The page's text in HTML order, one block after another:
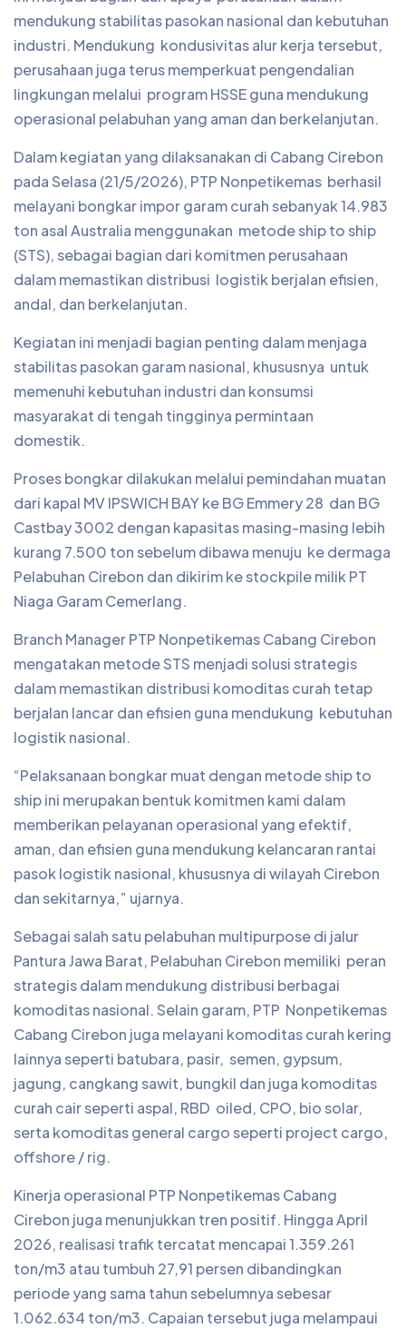
mendukung stabilitas pasokan nasional dan kebutuhan
industri. Mendukung kondusivitas alur kerja tersebut,
perusahaan juga terus memperkuat pengendalian
lingkungan melalui program HSSE guna mendukung
operasional pelabuhan yang aman dan berkelanjutan.
Dalam kegiatan yang dilaksanakan di Cabang Cirebon
pada Selasa (21/5/2026), PTP Nonpetikemas berhasil
melayani bongkar impor garam curah sebanyak 14.983
ton asal Australia menggunakan metode ship to ship
(STS), sebagai bagian dari komitmen perusahaan
dalam memastikan distribusi logistik berjalan efisien,
andal, dan berkelanjutan.
Kegiatan ini menjadi bagian penting dalam menjaga
stabilitas pasokan garam nasional, khususnya untuk
memenuhi kebutuhan industri dan konsumsi
masyarakat di tengah tingginya permintaan
domestik.
Proses bongkar dilakukan melalui pemindahan muatan
dari kapal MV IPSWICH BAY ke BG Emmery 28 dan BG
Castbay 3002 dengan kapasitas masing-masing lebih
kurang 7.500 ton sebelum dibawa menuju ke dermaga
Pelabuhan Cirebon dan dikirim ke stockpile milik PT
Niaga Garam Cemerlang.
Branch Manager PTP Nonpetikemas Cabang Cirebon
mengatakan metode STS menjadi solusi strategis
dalam memastikan distribusi komoditas curah tetap
berjalan lancar dan efisien guna mendukung kebutuhan
logistik nasional.
“Pelaksanaan bongkar muat dengan metode ship to
ship ini merupakan bentuk komitmen kami dalam
memberikan pelayanan operasional yang efektif,
aman, dan efisien guna mendukung kelancaran rantai
pasok logistik nasional, khususnya di wilayah Cirebon
dan sekitarnya,” ujarnya.
Sebagai salah satu pelabuhan multipurpose di jalur
Pantura Jawa Barat, Pelabuhan Cirebon memiliki peran
strategis dalam mendukung distribusi berbagai
komoditas nasional. Selain garam, PTP Nonpetikemas
Cabang Cirebon juga melayani komoditas curah kering
lainnya seperti batubara, pasir, semen, gypsum,
jagung, cangkang sawit, bungkil dan juga komoditas
curah cair seperti aspal, RBD oiled, CPO, bio solar,
serta komoditas general cargo seperti project cargo,
offshore / rig.
Kinerja operasional PTP Nonpetikemas Cabang
Cirebon juga menunjukkan tren positif. Hingga April
2026, realisasi trafik tercatat mencapai 1.359.261
ton/m3 atau tumbuh 27,91 persen dibandingkan
periode yang sama tahun sebelumnya sebesar
1.062.634 ton/m3. Capaian tersebut juga melampaui